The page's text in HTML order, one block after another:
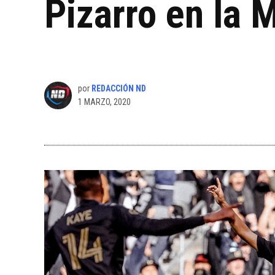
Pizarro en la
por REDACCIÓN ND
1 MARZO, 2020